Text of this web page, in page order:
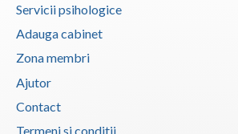
Servicii psihologice
Adauga cabinet
Zona membri
Ajutor
Contact
Termeni si conditii